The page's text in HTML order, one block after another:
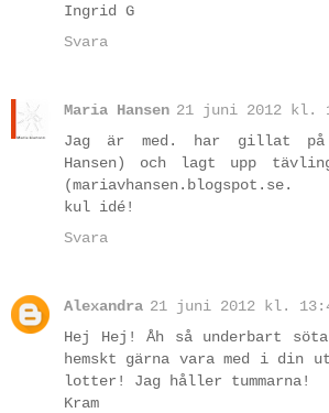
Ingrid G
Svara
Maria Hansen 21 juni 2012 kl.
Jag är med. har gillat på
Hansen) och lagt upp
(mariavhansen.blogspot.se.
kul idé!
Svara
Alexandra 21 juni 2012 kl.
Hej Hej! Åh så underbart
hemskt gärna vara med i din
lotter! Jag håller tummarna!
Kram